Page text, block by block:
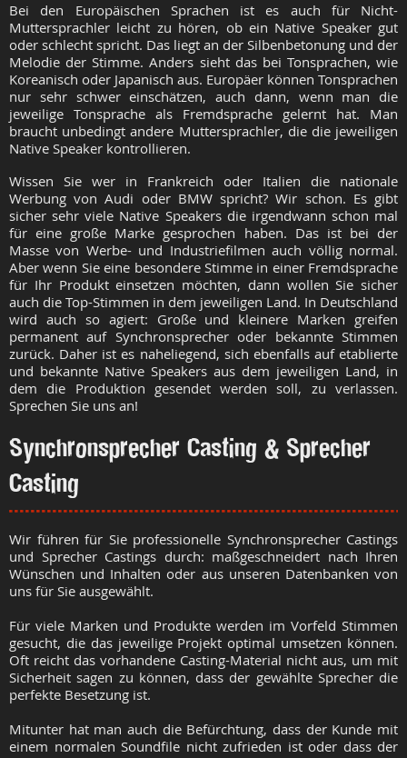
Bei den Europäischen Sprachen ist es auch für Nicht-
Muttersprachler leicht zu hören, ob ein Native Speaker gut
oder schlecht spricht. Das liegt an der Silbenbetonung und der
Melodie der Stimme. Anders sieht das bei Tonsprachen, wie
Koreanisch oder Japanisch aus. Europäer können Tonsprachen
nur sehr schwer einschätzen, auch dann, wenn man die
jeweilige Tonsprache als Fremdsprache gelernt hat. Man
braucht unbedingt andere Muttersprachler, die die jeweiligen
Native Speaker kontrollieren.
Wissen Sie wer in Frankreich oder Italien die nationale
Werbung von Audi oder BMW spricht? Wir schon. Es gibt
sicher sehr viele Native Speakers die irgendwann schon mal
für eine große Marke gesprochen haben. Das ist bei der
Masse von Werbe- und Industriefilmen auch völlig normal.
Aber wenn Sie eine besondere Stimme in einer Fremdsprache
für Ihr Produkt einsetzen möchten, dann wollen Sie sicher
auch die Top-Stimmen in dem jeweiligen Land. In Deutschland
wird auch so agiert: Große und kleinere Marken greifen
permanent auf Synchronsprecher oder bekannte Stimmen
zurück. Daher ist es naheliegend, sich ebenfalls auf etablierte
und bekannte Native Speakers aus dem jeweiligen Land, in
dem die Produktion gesendet werden soll, zu verlassen.
Sprechen Sie uns an!
Synchronsprecher Casting & Sprecher
Casting
Wir führen für Sie professionelle Synchronsprecher Castings
und Sprecher Castings durch: maßgeschneidert nach Ihren
Wünschen und Inhalten oder aus unseren Datenbanken von
uns für Sie ausgewählt.
Für viele Marken und Produkte werden im Vorfeld Stimmen
gesucht, die das jeweilige Projekt optimal umsetzen können.
Oft reicht das vorhandene Casting-Material nicht aus, um mit
Sicherheit sagen zu können, dass der gewählte Sprecher die
perfekte Besetzung ist.
Mitunter hat man auch die Befürchtung, dass der Kunde mit
einem normalen Soundfile nicht zufrieden ist oder dass der